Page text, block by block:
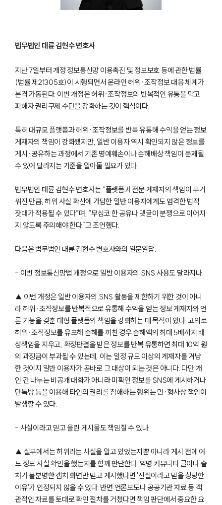
법무법인 대륜 김현수 변호사
지난 7일부터 개정 정보통신망 이용촉진 및 정보보호 등에 관한 법률
(법률 제21305호)이 시행되면서 온라인 허위·조작정보 대응 체계가
본격 가동된다. 이번 개정은 허위·조작정보의 반복적인 유통을 막고
피해자 권리구제 수단을 강화하는 것이 핵심이다.
특히 대규모 플랫폼과 허위·조작정보를 반복 유통해 수익을 얻는 정보
게재자의 책임이 강화됐지만, 일반 이용자 역시 확인되지 않은 정보를
게시·공유하는 과정에서 기존 명예훼손이나 손해배상 책임이 문제될
수 있어 달라지는 기준을 알아둘 필요가 있다.
법무법인 대륜 김현수 변호사는 “플랫폼과 전문 게재자의 책임이 무거
워진 만큼, 허위 사실 확산에 가담한 일반 이용자에게도 엄격한 법적
잣대가 적용될 수 있다”며, “무심코 한 공유나 댓글이 분쟁으로 이어지
지 않도록 주의해야 한다”고 조언했다.
다음은 법무법인 대륜 김현수 변호사와의 일문일답.
- 이번 정보통신망법 개정으로 일반 이용자의 SNS 사용도 달라지나.
▲ 이번 개정은 일반 이용자의 SNS 활동을 제한하기 위한 것이 아니
라 허위·조작정보를 반복적으로 유통해 수익을 얻는 정보 게재자와 언
론 기능을 갖춘 대형 플랫폼의 책임을 강화하는 데 목적이 있다. 고의로
허위·조작정보를 유포해 손해를 끼친 경우 손해액의 최대 5배까지 배
상책임을 지우고, 확정판결을 받은 정보를 반복 유통하면 최대 10억 원
의 과징금이 부과될 수 있는데, 이는 일정 규모 이상의 게재자를 겨냥
한 것이지 일반 이용자가 곧바로 그 대상이 되는 것은 아니다. 다만 개
인 간 나누는 비공개 대화가 아니라 미확인 정보를 SNS에 게시하거나
단톡방 등을 이용해 타인의 권리를 침해하는 행위는 민·형사상 책임이
발생할 수 있다.
- 사실이라고 믿고 올린 게시물도 책임질 수 있나.
▲ 실무에서는 허위라는 사실을 알고 있었는지뿐 아니라 게시 전에 어
느 정도 사실 확인을 했는지를 함께 판단한다. 익명 커뮤니티 글이나 출
처가 불분명한 캡처 화면만 믿고 게시했다면 '진실이라고 믿을 상당한
이유'가 인정되지 않을 수 있다. 반면 언론보도나 공공기관 자료 등 객
관적인 자료를 토대로 확인 절차를 거쳤다면 책임 판단에서 중요한 요